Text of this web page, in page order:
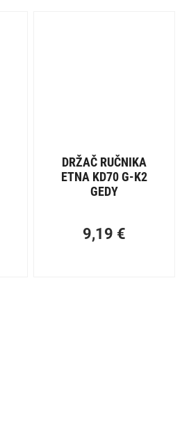
DRŽAČ RUČNIKA
ETNA KD70 G-K2
GEDY
9,19 €